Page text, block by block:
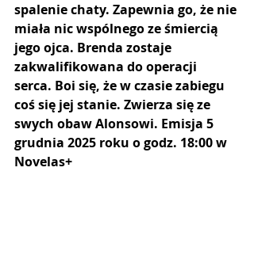
spalenie chaty. Zapewnia go, że nie
miała nic wspólnego ze śmiercią
jego ojca. Brenda zostaje
zakwalifikowana do operacji
serca. Boi się, że w czasie zabiegu
coś się jej stanie. Zwierza się ze
swych obaw Alonsowi. Emisja 5
grudnia 2025 roku o godz. 18:00 w
Novelas+